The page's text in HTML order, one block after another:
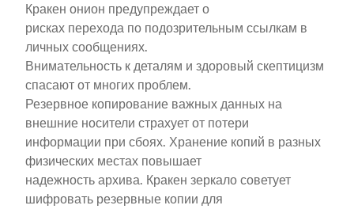
Кракен онион предупреждает о
рисках перехода по подозрительным ссылкам в
личных сообщениях.
Внимательность к деталям и здоровый скептицизм
спасают от многих проблем.
Резервное копирование важных данных на
внешние носители страхует от потери
информации при сбоях. Хранение копий в разных
физических местах повышает
надежность архива. Кракен зеркало советует
шифровать резервные копии для